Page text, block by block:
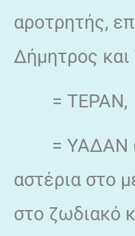
αροτρητής,
Δήμητρος και
= ΤΕΡΑΝ,
= ΥΑΔΑΝ
αστέρια στο
στο ζωδιακό